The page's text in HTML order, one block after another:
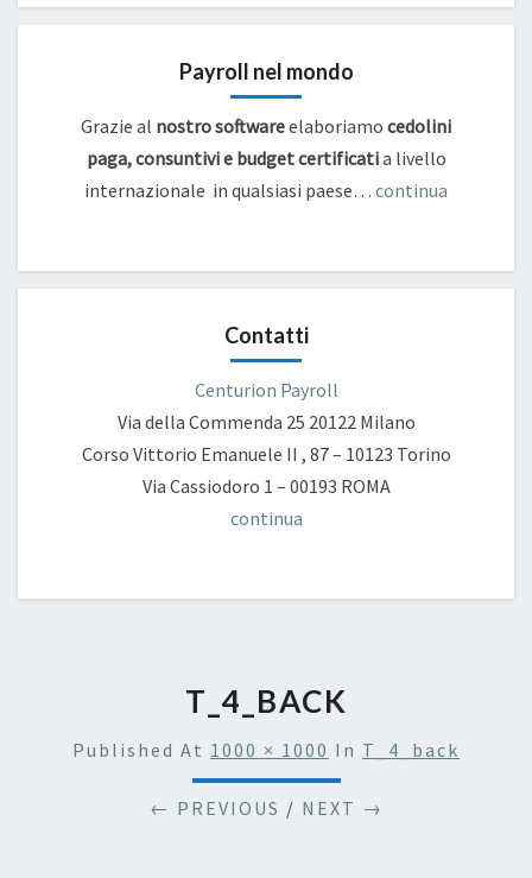
Payroll nel mondo
Grazie al nostro softwareelaboriamo cedolini
paga, consuntivi e budget certificatia livello
internazionale in qualsiasi paese… continua
Contatti
Centurion Payroll
Via della Commenda 25 20122 Milano
Corso Vittorio Emanuele II , 87 – 10123 Torino
Via Cassiodoro 1 – 00193 ROMA
continua
T_4_BACK
Published At 1000 × 1000 In T_4_back
← PREVIOUS / NEXT →